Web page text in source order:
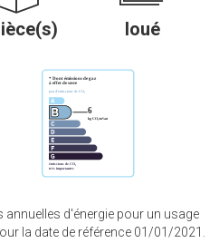
loué
d'énergie pour un usage
la date de référence 01/01/2021.